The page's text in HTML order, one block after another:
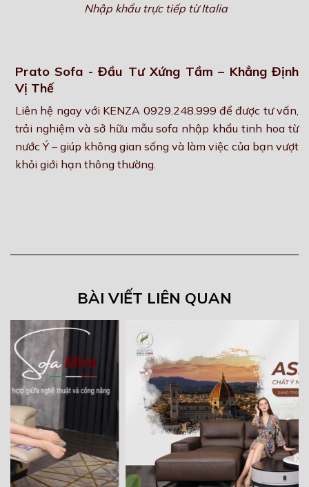
Nhập khẩu trực tiếp từ Italia
Prato Sofa - Đầu Tư Xứng Tầm – Khẳng Định
Vị Thế
Liên hệ ngay với KENZA 0929.248.999 để được tư vấn,
trải nghiệm và sở hữu mẫu sofa nhập khẩu tinh hoa từ
nước Ý – giúp không gian sống và làm việc của bạn vượt
khỏi giới hạn thông thường.
BÀI VIẾT LIÊN QUAN